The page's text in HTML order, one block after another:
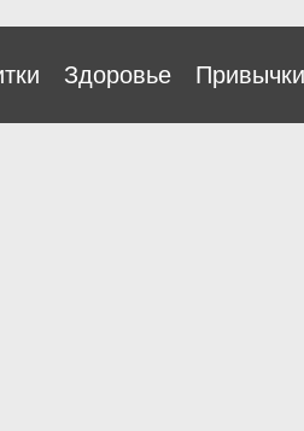
Здоровье Привычки